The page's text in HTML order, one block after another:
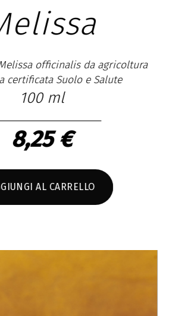
officinalis da agricoltura
certificata Suolo e Salute
100 ml
8,25 €
AL CARRELLO